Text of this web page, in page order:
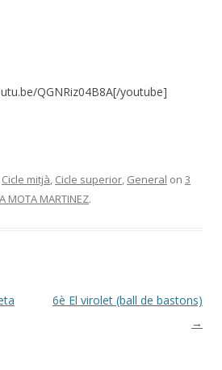
QGNRiz04B8A[/youtube]
Cicle mitjà, Cicle superior, General on 3
MOTA MARTINEZ.
6è El virolet (ball de bastons)
→